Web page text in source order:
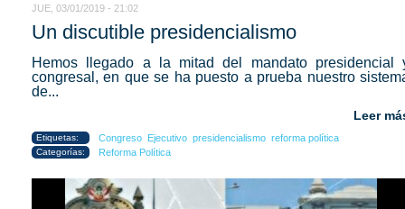
JUE, 03/01/2019 - 21:02
Un discutible presidencialismo
Hemos llegado a la mitad del mandato presidencial
congresal, en que se ha puesto a prueba nuestro
de...
Leer
Etiquetas: Congreso Ejecutivo presidencialismo reforma política
Categorías: Reforma Política